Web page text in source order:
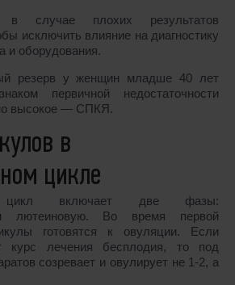
случае плохих результатов
исключить влияние на диагностику
и оборудования.
резерв у женщин младше 40 лет
первичной недостаточности
высокое ― СПКЯ.
в
цикле
цикл включает две фазы:
лютеиновую. Во время первой
готовятся к овуляции. Если
курс лечения бесплодия, то под
созревает и овулирует не 1-2, а